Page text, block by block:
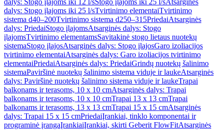
dalys: Stogo įlajoms iki 12 l/sStogo įlajoms iki 25 l/sAtsarginės
dalys: Stogo įlajoms iki 25 l/sTvirtinimo elementaiTvirtinimo
sistema d40–200Tvirtinimo sistema d250–315PriedaiAtsarginės
dalys: PriedaiStogo įlajomsAtsarginės dalys: Stogo
įlajomsTvirtinimo elementamsSavitakinė stogo lietaus nuotekų
sistemaStogo įlajosAtsarginės dalys: Stogo įlajosGaro izoliacijos
tvirtinimo elementaiAtsarginės dalys: Garo izoliacijos tvirtinimo
elementaiPriedaiAtsarginės dalys: PriedaiGrindų nuotekų šalinimo
sistemaPaviršinė nuotekų šalinimo sistema viduje ir laukeAtsarginės
dalys: Paviršinė nuotekų šalinimo sistema viduje ir laukeTrapai
balkonams ir terasoms, 10 x 10 cmAtsarginės dalys: Trapai
balkonams ir terasoms, 10 x 10 cmTrapai 13 x 13 cmTrapai
balkonams ir terasoms, 13 x 13 cmTrapai 15 x 15 cmAtsarginės
dalys: Trapai 15 x 15 cmPriedaiĮrankiai, tinklo komponentai ir
programinė įrangaĮrankiaiĮrankiai, skirti Geberit FlowFitAtsarginės